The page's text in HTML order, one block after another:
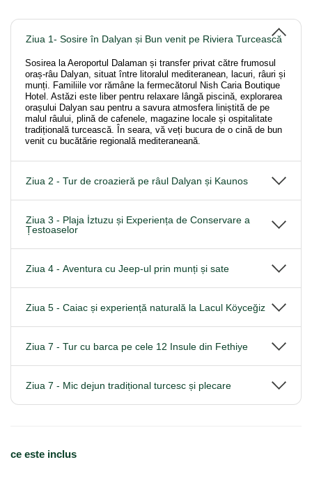
Ziua 1- Sosire în Dalyan și Bun venit pe Riviera Turcească
Sosirea la Aeroportul Dalaman și transfer privat către frumosul
oraș-râu Dalyan, situat între litoralul mediteranean, lacuri, râuri și
munți. Familiile vor rămâne la fermecătorul Nish Caria Boutique
Hotel. Astăzi este liber pentru relaxare lângă piscină, explorarea
orașului Dalyan sau pentru a savura atmosfera liniștită de pe
malul râului, plină de cafenele, magazine locale și ospitalitate
tradițională turcească. În seara, vă veți bucura de o cină de bun
venit cu bucătărie regională mediteraneană.
Ziua 2 - Tur de croazieră pe râul Dalyan și Kaunos
Ziua 3 - Plaja İztuzu și Experiența de Conservare a
Țestoaselor
Ziua 4 - Aventura cu Jeep-ul prin munți și sate
Ziua 5 - Caiac și experiență naturală la Lacul Köyceğiz
Ziua 7 - Tur cu barca pe cele 12 Insule din Fethiye
Ziua 7 - Mic dejun tradițional turcesc și plecare
ce este inclus